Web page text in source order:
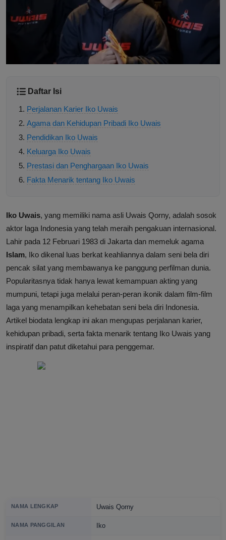
Daftar Isi
Perjalanan Karier Iko Uwais
Agama dan Kehidupan Pribadi Iko Uwais
Pendidikan Iko Uwais
Keluarga Iko Uwais
Prestasi dan Penghargaan Iko Uwais
Fakta Menarik tentang Iko Uwais
Iko Uwais, yang memiliki nama asli Uwais Qorny, adalah sosok
aktor laga Indonesia yang telah meraih pengakuan internasional.
Lahir pada 12 Februari 1983 di Jakarta dan memeluk agama
Islam, Iko dikenal luas berkat keahliannya dalam seni bela diri
pencak silat yang membawanya ke panggung perfilman dunia.
Popularitasnya tidak hanya lewat kemampuan akting yang
mumpuni, tetapi juga melalui peran-peran ikonik dalam film-film
laga yang menampilkan kehebatan seni bela diri Indonesia.
Artikel biodata lengkap ini akan mengupas perjalanan karier,
kehidupan pribadi, serta fakta menarik tentang Iko Uwais yang
inspiratif dan patut diketahui para penggemar.
NAMA LENGKAP Uwais Qorny
NAMA PANGGILAN Iko